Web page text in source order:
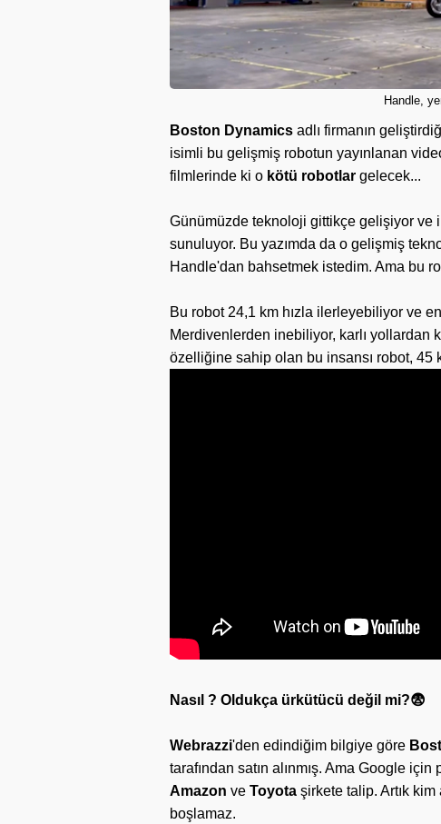
Handle,
Boston Dynamics adlı firmanın
isimli bu gelişmiş robotun yayınlanan
filmlerinde ki o kötü robotlar gelecek...
Günümüzde teknoloji gittikçe gelişiyor ve
sunuluyor. Bu yazımda da o gelişmiş
Handle'dan bahsetmek istedim. Ama bu
Bu robot 24,1 km hızla ilerleyebiliyor ve
Merdivenlerden inebiliyor, karlı yollardan
özelliğine sahip olan bu insansı robot, 45
Nasıl ? Oldukça ürkütücü değil mi?😨
Webrazzi'den edindiğim bilgiye göre
tarafından satın alınmış. Ama Google
Amazon ve Toyota şirkete talip. Artık
boşlamaz.